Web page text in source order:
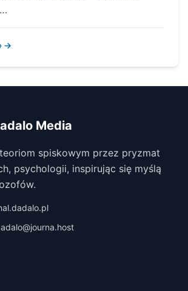
→
Media
spiskowym przez pryzmat
psychologii, inspirując się myślą